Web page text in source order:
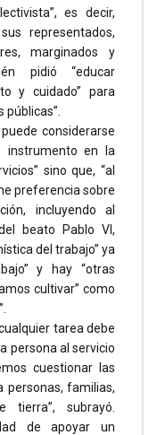
es decir,
representados,
marginados y
pidió “educar
y cuidado” para
considerarse
instrumento en la
sino que, “al
preferencia sobre
incluyendo al
beato Pablo VI,
del trabajo” ya
y hay “otras
cultivar” como
tarea debe
persona al servicio
cuestionar las
personas, familias,
subrayó.
de apoyar un